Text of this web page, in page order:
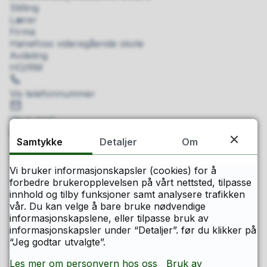
Stilling
Lærer
Firma
Hønefoss videregående skole
Avdeling
HO/RM
Vis telefonnummer
post
Vis e-post
Stilling
Lærer
Firma
Hønefoss videregående skole
Avdeling
FBIE/KDA/MK
Telefon
Vis telefonnummer
E-
Vis e-post
Samtykke Detaljer Om
Vi bruker informasjonskapsler (cookies) for å
forbedre brukeropplevelsen på vårt nettsted, tilpasse
innhold og tilby funksjoner samt analysere trafikken
vår. Du kan velge å bare bruke nødvendige
informasjonskapslene, eller tilpasse bruk av
informasjonskapsler under “Detaljer”. før du klikker på
“Jeg godtar utvalgte”.
Les mer om personvern hos oss
Bruk av